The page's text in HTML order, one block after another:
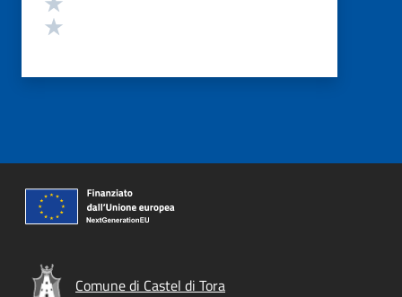
Comune di Castel di Tora